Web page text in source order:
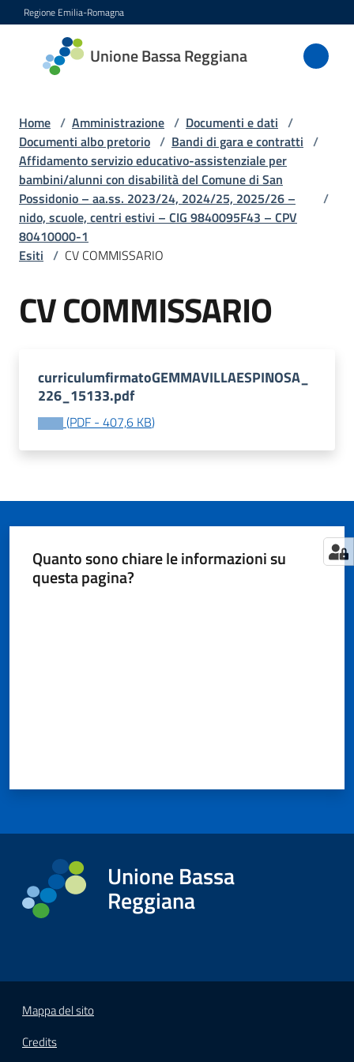
Vai al contenuto
Vai alla navigazione
Vai al footer
Regione Emilia-Romagna
Unione Bassa Reggiana
Unione
Bassa
Amministrazione
Menu selezionato
Novità
Servizi
Vivere
l'Unione
Tutti
argomenti...
Seguici
Home / Amministrazione / Documenti e dati /
Documenti albo pretorio / Bandi di gara e contratti /
Affidamento servizio educativo-assistenziale per
bambini/alunni con disabilità del Comune di San
Possidonio – aa.ss. 2023/24, 2024/25, 2025/26 –
nido, scuole, centri estivi – CIG 9840095F43 – CPV
80410000-1
/
Esiti / CV COMMISSARIO
CV COMMISSARIO
curriculumfirmatoGEMMAVILLAESPINOSA_
226_15133.pdf
(PDF - 407,6 KB)
Quanto sono chiare le informazioni su
questa pagina?
Unione Bassa
Reggiana
Mappa del sito
Credits